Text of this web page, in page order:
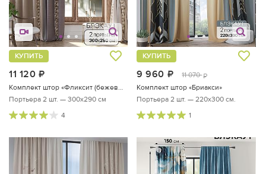
11 120
КУПИТЬ
Комплект штор «Фликсит (бежевый) - 290 см»
Портьера 2 шт. — 300х290 см
4
9 960 руб.
11 070 руб.
КУПИТЬ
Комплект штор «Бриакси»
Портьера 2 шт. — 220х300 см.
1